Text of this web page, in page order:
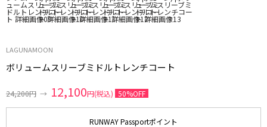
LAGUNAMOON
ボリュームスリーブミドルトレンチコート
24,200円 → 12,100円(税込) 50%OFF
RUNWAY Passportポイント